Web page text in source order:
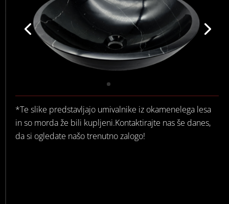
*Te slike predstavljajo umivalnike iz okamenelega lesa
in so morda že bili kupljeni.Kontaktirajte nas še danes,
da si ogledate našo trenutno zalogo!